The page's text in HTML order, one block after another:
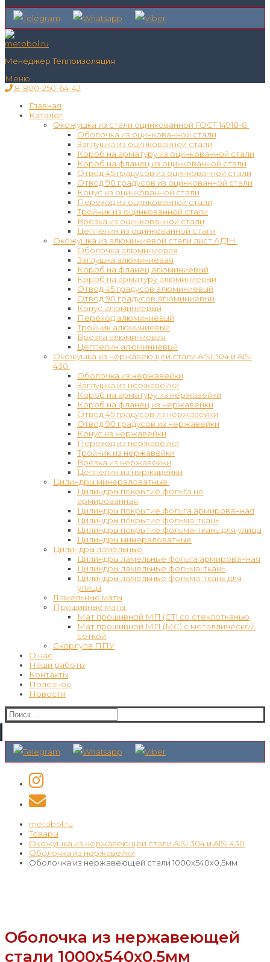
Менеджер Теплоизоляция
Меню
8-800-250-64-42
Главная
Каталог
Окожушка из стали оцинкованной ГОСТ 14918-8
Оболочка из оцинкованной стали
Заглушка из оцинкованной стали
Короб на арматуру из оцинкованной стали
Короб на фланец из оцинкованной стали
Отвод 45 градусов из оцинкованной стали
Отвод 90 градусов из оцинкованной стали
Конус из оцинкованной стали
Переход из оцинкованной стали
Тройник из оцинкованной стали
Врезка из оцинкованной стали
Цеппелин из оцинкованной стали
Окожушка из алюминиевой стали лист АД1Н
Оболочка алюминиевая
Заглушка алюминиевая
Короб на фланец алюминиевый
Короб на арматуру алюминиевый
Отвод 45 градусов алюминиевый
Отвод 90 градусов алюминиевый
Конус алюминиевый
Переход алюминиевый
Тройник алюминиевый
Врезка алюминиевая
Цеппелин алюминиевый
Окожушка из нержавеющей стали AISI 304 и AISI
430
Оболочка из нержавейки
Заглушка из нержавейки
Короб на арматуру из нержавейки
Короб на фланец из нержавейки
Отвод 45 градусов из нержавейки
Отвод 90 градусов из нержавейки
Конус из нержавейки
Переход из нержавейки
Тройник из нержавейки
Врезка из нержавейки
Цеппелин из нержавейки
Цилиндры минераловатные
Цилиндры покрытие фольга не
армированная
Цилиндры покрытие фольга армированная
Цилиндры покрытие фольма-ткань
Цилиндры покрытие фольма-ткань для улицы
Цилиндры минераловатные
Цилиндры ламельные
Цилиндры ламельные фольга армированная
Цилиндры ламельные фольма-ткань
Цилиндры ламельные фольма-ткань для
улицы
Ламельные маты
Прошивные маты
Мат прошивной МП (СТ) со стеклотканью
Мат прошивной МП (МС) с металлической
сеткой
Скорлупа ППУ
О нас
Наши работы
Контакты
Полезное
Новости
Искать:
metobol.ru
Товары
Окожушка из нержавеющей стали AISI 304 и AISI 430
Оболочка из нержавейки
Оболочка из нержавеющей стали 1000х540х0,5мм
Оболочка из нержавеющей
стали 1000х540х0,5мм